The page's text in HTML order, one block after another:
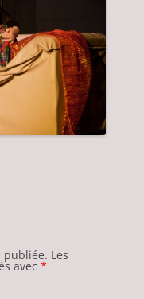
publiée. Les
avec *